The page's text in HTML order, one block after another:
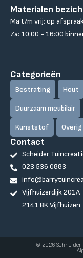
Materialen
Ma t/m vrij: op
Za: 10:00 - 16:00
Categorieën
Bestrating Hout
Duurzaam meubilair
Kunststof Overig
Contact
Scheider
023 536 0883
Vijfhuizerdijk 201A
2141 BK Vijfhuizen
© 2026 Schneider